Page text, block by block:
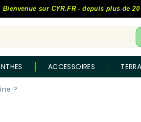
sur CYR.FR - depuis plus de 20 ans, le
ACCESSOIRES
?